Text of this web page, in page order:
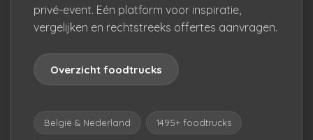
privé-event. Eén platform voor inspiratie,
vergelijken en rechtstreeks offertes aanvragen.
Overzicht foodtrucks
België & Nederland 1495+ foodtrucks